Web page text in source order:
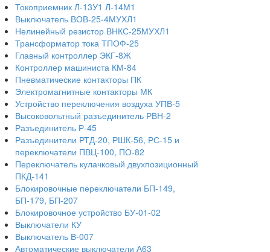
Токоприемник Л-13У1 Л-14М1
Выключатель ВОВ-25-4МУХЛ1
Нелинейный резистор ВНКС-25МУХЛ1
Трансформатор тока ТПОФ-25
Главный контроллер ЭКГ-8Ж
Контроллер машиниста КМ-84
Пневматические контакторы ПК
Электромагнитные контакторы МК
Устройство переключения воздуха УПВ-5
Высоковольтный разъединитель РВН-2
Разъединитель Р-45
Разъединители РТД-20, РШК-56, РС-15 и
переключатели ПВЦ-100, ПО-82
Переключатель кулачковый двухпозиционный
ПКД-141
Блокировочные переключатели БП-149,
БП-179, БП-207
Блокировочное устройство БУ-01-02
Выключатели КУ
Выключатель В-007
Автоматические выключатели А63